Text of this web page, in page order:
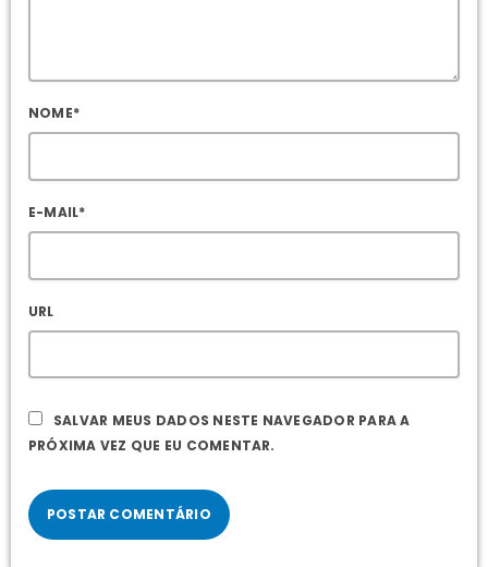
NOME*
E-MAIL*
URL
SALVAR MEUS DADOS NESTE NAVEGADOR PARA A
PRÓXIMA VEZ QUE EU COMENTAR.